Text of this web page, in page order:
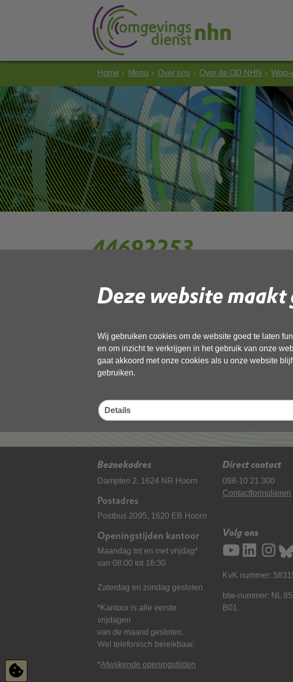
Deze website
Wij gebruiken cookies om de website goed te laten
en om inzicht te verkrijgen in het gebruik van onze
gaat akkoord met onze cookies als u onze website
gebruiken.
Details
Home Menu Over ons Over de OD NHN Woo-
44692253
Gebruik de onderstaande link om het document te
Deel deze pagina
Bezoekadres
Dampten 2, 1624 NR Hoorn
Postadres
Postbus 2095, 1620 EB Hoorn
Openingstijden kantoor
Maandag tot en met vrijdag*
van 08:00 tot 16:30
Zaterdag en zondag gesloten
*Kantoor is alle eerste
vrijdagen
van de maand gesloten.
Wel telefonisch bereikbaar.
*Afwijkende openingstijden
Direct contact
088-10 21 300
Contactformulieren
Volg ons
KvK nummer:
btw-nummer: NL
B01